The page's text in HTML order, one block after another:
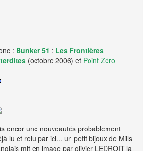
: Bunker 51 : Les Frontières
(octobre 2006) et Point Zéro
encor une nouveautés probablement
lu et relu par ici... un petit bijoux de Mills
mit en image par olivier LEDROIT la